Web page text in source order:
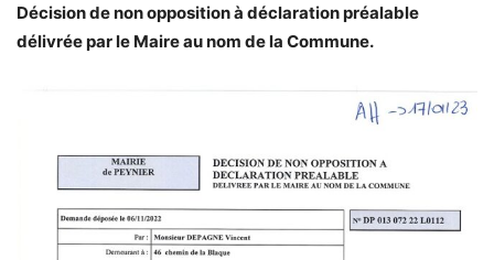
Décision de non opposition à déclaration préalable
délivrée par le Maire au nom de la Commune.